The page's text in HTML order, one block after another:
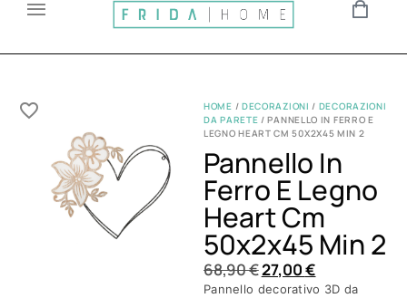
HOME / DECORAZIONI / DECORAZIONI
DA PARETE / PANNELLO IN FERRO E
LEGNO HEART CM 50X2X45 MIN 2
Pannello In
Ferro E Legno
Heart Cm
50x2x45 Min 2
68,90€27,00€
Pannello decorativo 3D da